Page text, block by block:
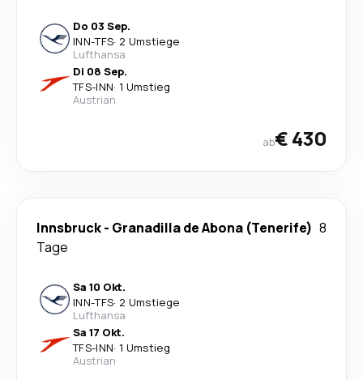
Do 03 Sep.
INN-TFS· 2 Umstiege
Lufthansa
Di 08 Sep.
TFS-INN· 1 Umstieg
Austrian
ab€ 430
Innsbruck- Granadilla de Abona (Tenerife) 8
Tage
Sa 10 Okt.
INN-TFS· 2 Umstiege
Lufthansa
Sa 17 Okt.
TFS-INN· 1 Umstieg
Austrian